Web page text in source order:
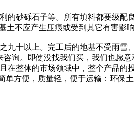
砂砾石子等。所有填料都要级配良
不应产生压痕或受到其它有害影响
十以上。完工后的地基不受雨雪
咨询。即使没找我们买，我们也愿
在整体的市场领域中，整个产品
方便，质量轻，便于运输：环保